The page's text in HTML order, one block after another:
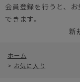
会員登録を行うと、
できます。
新
ホーム
> お気に入り